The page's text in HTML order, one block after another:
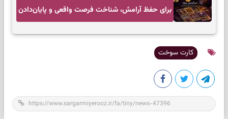
برای حفظ آرامش، شناخت فرصت واقعی و پایان‌دادن
کارت سوخت